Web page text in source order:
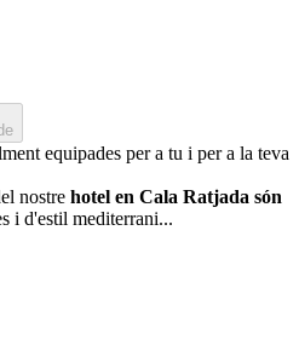
equipades per a tu i per a la teva
nostre hotel en Cala Ratjada són
i d'estil mediterrani...